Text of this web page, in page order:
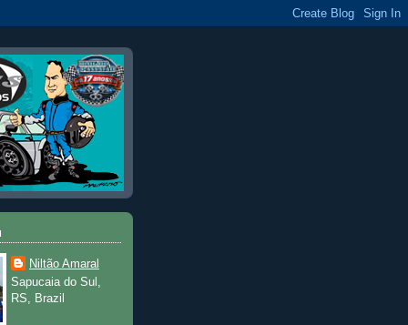
Niltão Amaral
Sapucaia do Sul,
RS, Brazil